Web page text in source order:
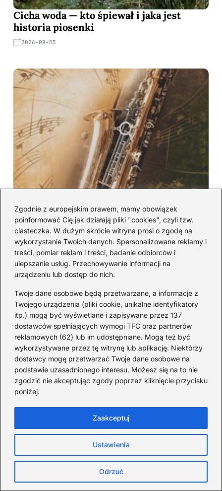
Zgodnie z europejskim prawem, mamy obowiązek
poinformować Cię jak działają pliki "cookies", czyli tzw.
ciasteczka. W dużym skrócie witryna prosi o zgodę na
wykorzystanie Twoich danych. Spersonalizowane reklamy i
treści, pomiar reklam i treści, badanie odbiorców i
ulepszanie usług. Przechowywanie informacji na
urządzeniu lub dostęp do nich.
Twoje dane osobowe będą przetwarzane, a informacje z
Twojego urządzenia (pliki cookie, unikalne identyfikatory
itp.) mogą być wyświetlane i zapisywane przez 137
dostawców spełniających wymogi TFC oraz partnerów
reklamowych (62) lub im udostępniane. Mogą też być
wykorzystywane przez tę witrynę lub aplikację. Niektórzy
dostawcy mogę przetwarzać Twoje dane osobowe na
podstawie uzasadnionego interesu. Możesz się na to nie
zgodzić nie akceptując zgody poprzez kliknięcie przycisku
poniżej.
Ustawienia
Odrzuć
Zaakceptuj
Cicha woda — kto śpiewał i jaka jest
historia piosenki
2026-08-05
Gdzie ta keja — podkład muzyczny, który
podkreśli twój utwór
2026-08-05
Życzenia przez RMF FM: jak nadać je, by
2026-08-04